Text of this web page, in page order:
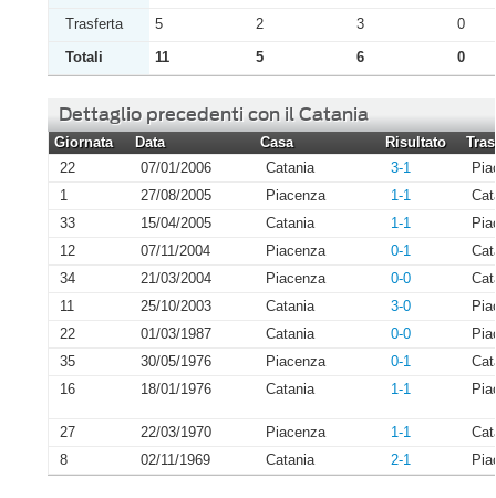
Trasferta
5 2 3
0
Totali
11 5 6 0
Dettaglio precedenti con il Catania
Giornata Data Casa Risultato
22
07/01/2006 Catania 3-1
1
27/08/2005 Piacenza 1-1
33
15/04/2005 Catania 1-1
12
07/11/2004 Piacenza 0-1
34
21/03/2004 Piacenza 0-0
11
25/10/2003 Catania 3-0
22
01/03/1987 Catania 0-0
35
30/05/1976 Piacenza 0-1
16
18/01/1976 Catania 1-1
27 22/03/1970 Piacenza 1-1
8
02/11/1969 Catania 2-1